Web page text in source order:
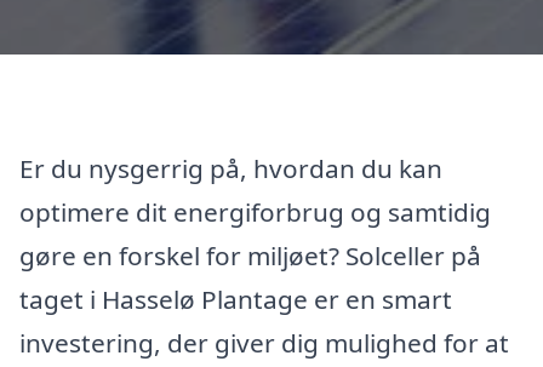
Er du nysgerrig på, hvordan du kan
optimere dit energiforbrug og samtidig
gøre en forskel for miljøet? Solceller på
taget i Hasselø Plantage er en smart
investering, der giver dig mulighed for at